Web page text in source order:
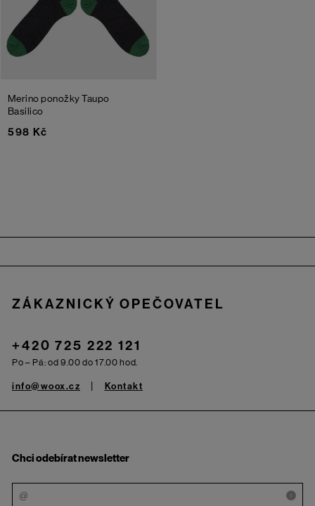
Merino ponožky Taupo
Basilico
598 Kč
ZÁKAZNICKÝ OPEČOVATEL
+420 725 222 121
Po – Pá: od 9.00 do 17.00 hod.
info@woox.cz Kontakt
Chci odebírat newsletter
i